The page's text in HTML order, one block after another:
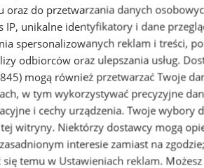
oraz do przetwarzania danych
IP, unikalne identyfikatory i dane
spersonalizowanych reklam i treści,
odbiorców oraz ulepszania usług.
mogą również przetwarzać Twoje
w tym wykorzystywać precyzyjne
i cechy urządzenia. Twoje wybory
tej witryny. Niektórzy dostawcy mogą
interesie zamiast na
się temu w Ustawieniach reklam.